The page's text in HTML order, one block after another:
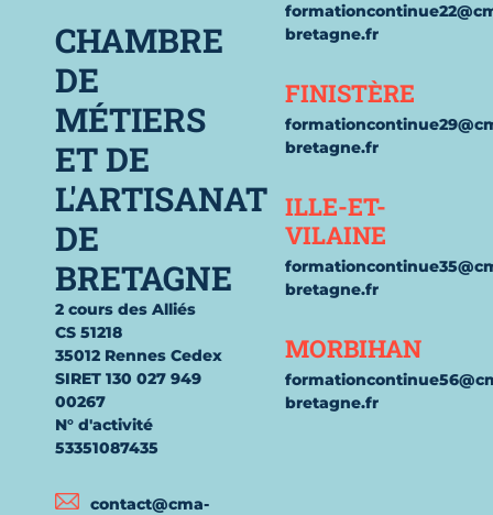
CHAMBRE
DE
MÉTIERS
ET DE
L'ARTISANAT
DE
BRETAGNE
2 cours des Alliés
CS 51218
35012 Rennes Cedex
SIRET 130 027 949
00267
N° d'activité
53351087435
contact@cma-
bretagne.fr
FINISTÈRE
bretagne.fr
ILLE-ET-
VILAINE
bretagne.fr
MORBIHAN
bretagne.fr